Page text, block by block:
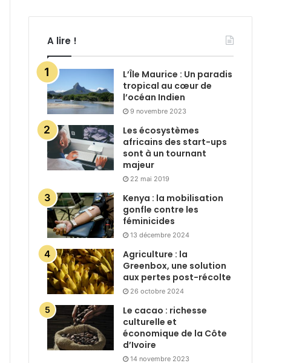
A lire !
L’Île Maurice : Un paradis
tropical au cœur de
l’océan Indien
9 novembre 2023
Les écosystèmes
africains des start-ups
sont à un tournant
majeur
22 mai 2019
Kenya : la mobilisation
gonfle contre les
féminicides
13 décembre 2024
Agriculture : la
Greenbox, une solution
aux pertes post-récolte
26 octobre 2024
Le cacao : richesse
culturelle et
économique de la Côte
d’Ivoire
14 novembre 2023